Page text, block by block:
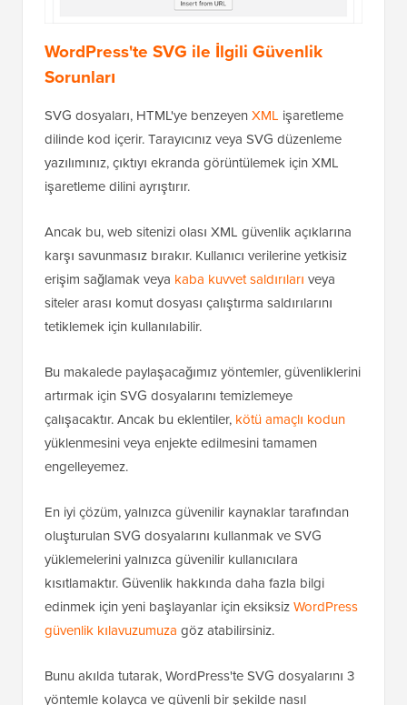
WordPress'te SVG ile İlgili Güvenlik
Sorunları
SVG dosyaları, HTML'ye benzeyen XML işaretleme
dilinde kod içerir. Tarayıcınız veya SVG düzenleme
yazılımınız, çıktıyı ekranda görüntülemek için XML
işaretleme dilini ayrıştırır.
Ancak bu, web sitenizi olası XML güvenlik açıklarına
karşı savunmasız bırakır. Kullanıcı verilerine yetkisiz
erişim sağlamak veya kaba kuvvet saldırıları veya
siteler arası komut dosyası çalıştırma saldırılarını
tetiklemek için kullanılabilir.
Bu makalede paylaşacağımız yöntemler, güvenliklerini
artırmak için SVG dosyalarını temizlemeye
çalışacaktır. Ancak bu eklentiler, kötü amaçlı kodun
yüklenmesini veya enjekte edilmesini tamamen
engelleyemez.
En iyi çözüm, yalnızca güvenilir kaynaklar tarafından
oluşturulan SVG dosyalarını kullanmak ve SVG
yüklemelerini yalnızca güvenilir kullanıcılara
kısıtlamaktır. Güvenlik hakkında daha fazla bilgi
edinmek için yeni başlayanlar için eksiksizWordPress
güvenlik kılavuzumuza göz atabilirsiniz.
Bunu akılda tutarak, WordPress'te SVG dosyalarını 3
yöntemle kolayca ve güvenli bir şekilde nasıl